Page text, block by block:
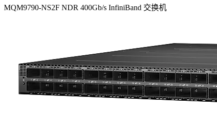
MQM9790-NS2F NDR 400Gb/s InfiniBand 交换机